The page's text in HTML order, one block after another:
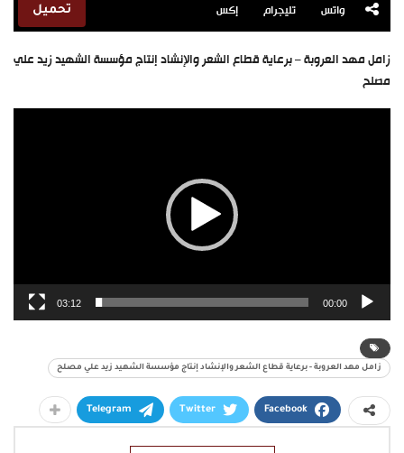
واتس تليجرام إكس تحميل
زامل مهد العروبة – برعاية قطاع الشعر والإنشاد إنتاج مؤسسة الشهيد زيد علي
مصلح
00:00
03:12
زامل مهد العروبة - برعاية قطاع الشعر والإنشاد إنتاج مؤسسة الشهيد زيد علي مصلح
Facebook
Twitter
Telegram